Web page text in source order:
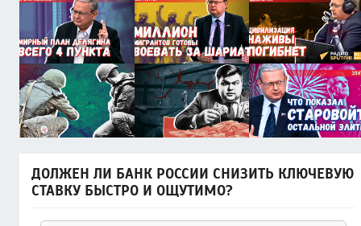
ДОЛЖЕН ЛИ БАНК РОССИИ СНИЗИТЬ КЛЮЧЕВУЮ
СТАВКУ БЫСТРО И ОЩУТИМО?